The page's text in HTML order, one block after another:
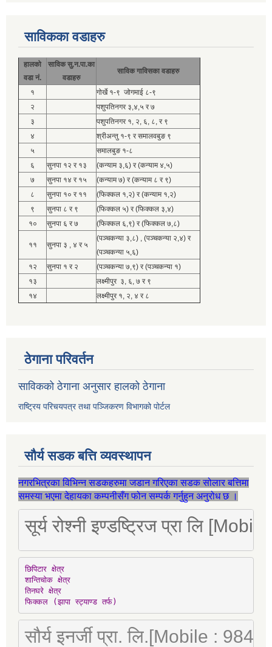
साविकका वडाहरु
हालको
वडा नं.
साविक सु.न.पा.का
वडाहरु
साविक गाविसका वडाहरु
१
गोर्खे १-९ जोगमाई ८-९
२
पशुपतिनगर ३,४,५ र ७
३
पशुपतिनगर १, २, ६, ८, र ९
४
श्रीअन्तु १-९ र समालवबुङ ९
५
समालबुङ १-८
६
सुनपा १२ र १३
(कन्याम ३,६) र (कन्याम ४,५)
७
सुनपा १४ र १५
(कन्याम ७) र (कन्याम ८ र ९)
८
सुनपा १० र ११
(फिक्कल १,२) र (कन्याम १,२)
९
सुनपा ८ र ९
(फिक्कल ५) र (फिक्कल ३,४)
१०
सुनपा ६ र ७ (फिक्कल ६,९) र (फिक्कल ७,८)
११ सुनपा ३ , ४ र ५
(पञ्चकन्या ३,८) , (पञ्चकन्या २,४) र
(पञ्चकन्या ५,६)
१२
सुनपा १ र २
(पञ्चकन्या ७,९) र (पञ्चकन्या १)
१३
लक्ष्मीपुर ३, ६, ७ र ९
१४
लक्ष्मीपुर १, २, ४ र ८
ठेगाना परिवर्तन
साविकको ठेगाना अनुसार हालको ठेगाना
राष्ट्रिय परिचयपत्र तथा पञ्जिकरण विभागको पोर्टल
सौर्य सडक बत्ति व्यवस्थापन
नगरभित्रका विभिन्न सडकहरुमा जडान गरिएका सडक सोलार बत्तिमा
समस्या भएमा देहायका कम्पनीसँग फोन सम्पर्क गर्नुहुन अनुरोध छ ।
सूर्य रोश्नी इण्डष्ट्रिज प्रा लि
छिपिटार क्षेत्र
शान्तिचोक क्षेत्र
तिनघरे क्षेत्र
फिक्कल (झापा स्ट्याण्ड तर्फ)
सौर्य इनर्जी प्रा. लि.[Mobile :